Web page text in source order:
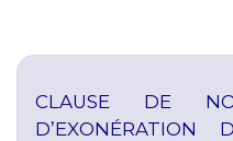
CLAUSE DE
D’EXONÉRATION